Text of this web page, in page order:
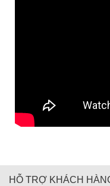
HỖ TRỢ KHÁCH